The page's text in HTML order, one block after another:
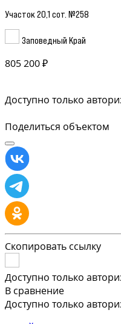
Участок 20,1 сот. №258
Заповедный Край
805 200 ₽
Доступно только
Поделиться объектом
Скопировать ссылку
Доступно только
В сравнение
Доступно только